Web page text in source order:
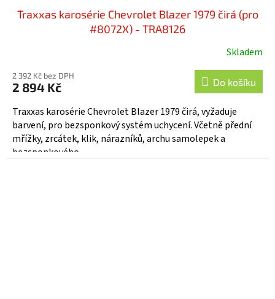
Traxxas karosérie Chevrolet Blazer 1979 čirá (pro
#8072X) - TRA8126
Skladem
2 392 Kč bez DPH
2 894 Kč Do košíku
Traxxas karosérie Chevrolet Blazer 1979 čirá, vyžaduje
barvení, pro bezsponkový systém uchycení. Včetně přední
mřížky, zrcátek, klik, nárazníků, archu samolepek a
bezsponkového...